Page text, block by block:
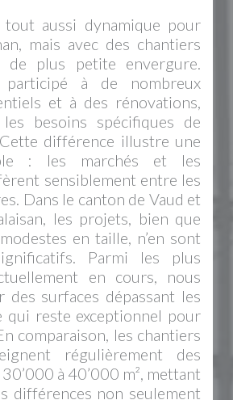
tout aussi dynamique pour
mais avec des chantiers
de plus petite envergure.
participé à de nombreux
et à des rénovations,
besoins spécifiques de
différence illustre une
: les marchés et les
sensiblement entre les
Dans le canton de Vaud et
les projets, bien que
en taille, n’en sont
Parmi les plus
en cours, nous
des surfaces dépassant les
qui reste exceptionnel pour
comparaison, les chantiers
régulièrement des
à 40’000 m², mettant
différences non seulement